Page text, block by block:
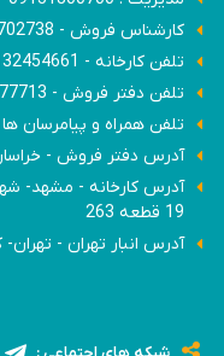
کارشناس فروش - 09155702738
تلفن کارخانه - 05132454661
تلفن دفتر فروش - 05137277713
تلفن همراه و پیامرسان ها -
آدرس دفتر فروش - خراسان
آدرس کارخانه - مشهد-
19 قطعه 263
آدرس انبار تهران -